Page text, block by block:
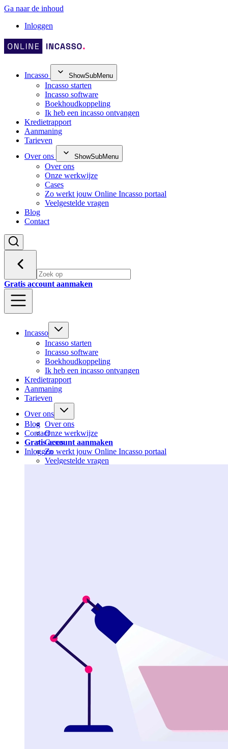
Ga naar de inhoud
Inloggen
Incasso ShowSubMenu
Incasso starten
Incasso software
Boekhoudkoppeling
Ik heb een incasso ontvangen
Kredietrapport
Aanmaning
Tarieven
Over ons
ShowSubMenu
Over ons
Onze werkwijze
Cases
Zo werkt jouw Online Incasso portaal
Veelgestelde vragen
Blog
Contact
Gratis account aanmaken
Incasso
Incasso starten
Incasso software
Boekhoudkoppeling
Ik heb een incasso ontvangen
Kredietrapport
Aanmaning
Tarieven
Over ons
Over ons
Onze werkwijze
Cases
Zo werkt jouw Online Incasso portaal
Veelgestelde vragen
Blog
Contact
Gratis account aanmaken
Inloggen